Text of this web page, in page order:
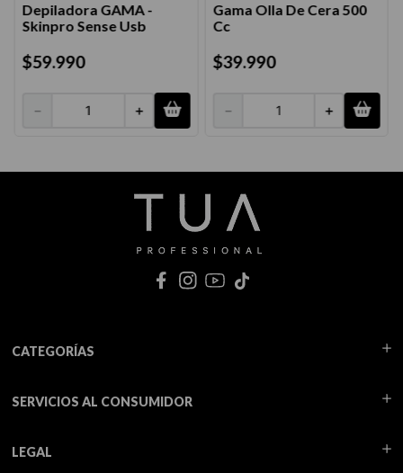
Depiladora GAMA -
Skinpro Sense Usb
$59.990
＋
－
Gama Olla De Cera 500
Cc
$39.990
＋
－
CATEGORÍAS
SERVICIOS AL CONSUMIDOR
LEGAL